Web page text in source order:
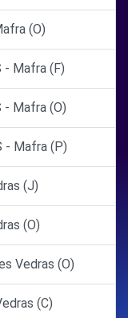
(O)
- Mafra (F)
- Mafra (O)
- Mafra (P)
(J)
(O)
Vedras (O)
(C)